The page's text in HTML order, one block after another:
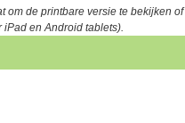
om de printbare versie te bekijken of
en Android tablets).